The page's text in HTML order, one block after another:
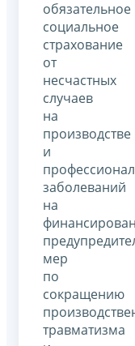
обязательное
социальное
страхование
от
несчастных
случаев
на
производстве
и
заболеваний
на
мер
по
сокращению
травматизма